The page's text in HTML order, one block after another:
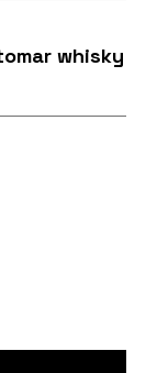
whisky